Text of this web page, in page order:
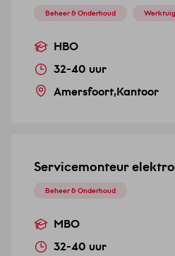
Voorkeursdagdeel
Beheer & Onderhoud
HBO
32-40 uur
Amersfoort,Kantoor
Servicemonteur
Beheer & Onderhoud
MBO
32-40 uur